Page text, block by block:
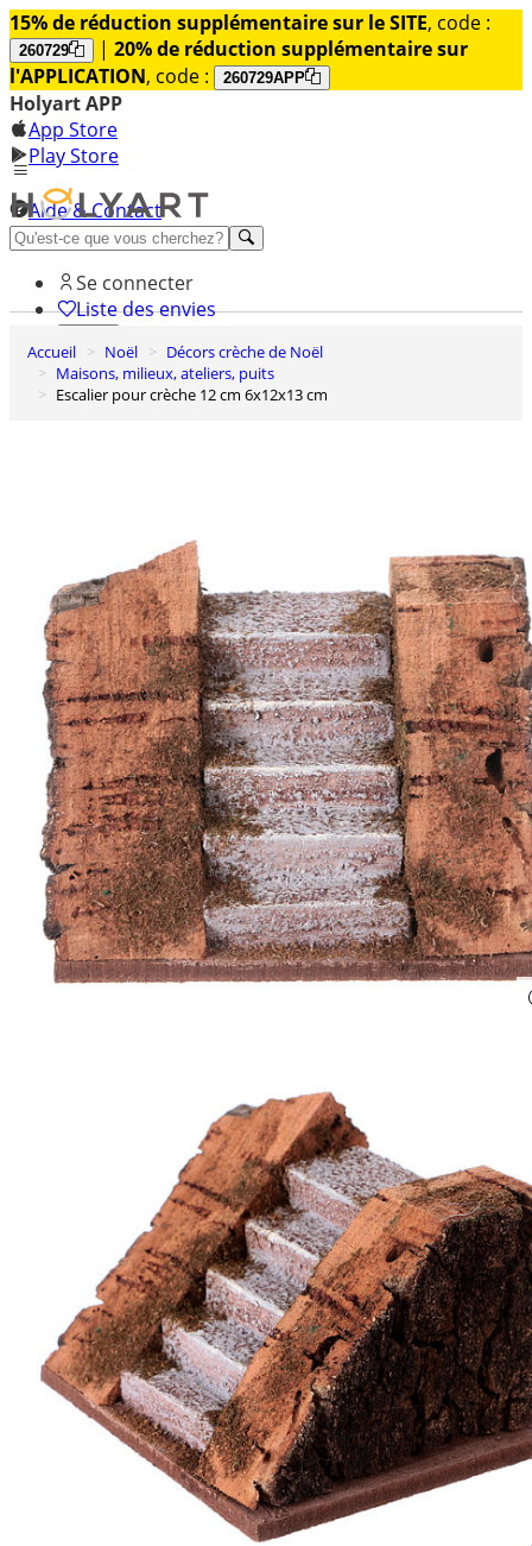
15% de réduction supplémentaire sur le SITE, code :
260729 | 20% de réduction supplémentaire sur
l'APPLICATION, code : 260729APP
Holyart APP
App Store
Play Store
Aide & Contact
Découvrez Premium
Se connecter
Liste des envies
0
Panier
Accueil Noël
Décors crèche de Noël
Maisons, milieux, ateliers, puits
Escalier pour crèche 12 cm 6x12x13 cm